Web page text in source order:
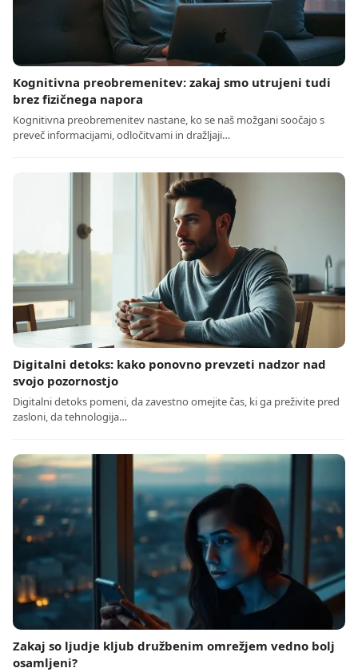
Kognitivna preobremenitev: zakaj smo utrujeni tudi
brez fizičnega napora
Kognitivna preobremenitev nastane, ko se naš možgani soočajo s
preveč informacijami, odločitvami in dražljaji…
Digitalni detoks: kako ponovno prevzeti nadzor nad
svojo pozornostjo
Digitalni detoks pomeni, da zavestno omejite čas, ki ga preživite pred
zasloni, da tehnologija…
Zakaj so ljudje kljub družbenim omrežjem vedno bolj
osamljeni?